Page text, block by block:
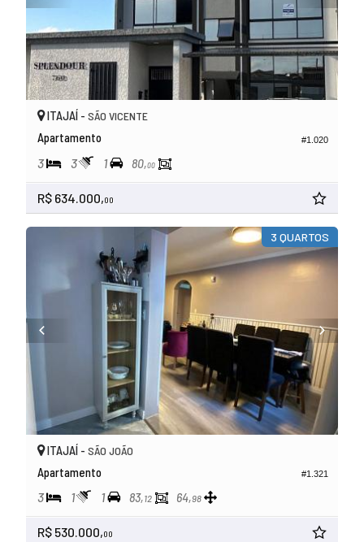
#1.020
ITAJAÍ - SÃO VICENTE
Apartamento
3 3 1 80,00
R$ 634.000,00
3 QUARTOS
#1.321
ITAJAÍ - SÃO JOÃO
Apartamento
3 1 1 83,12 64,98
R$ 530.000,00